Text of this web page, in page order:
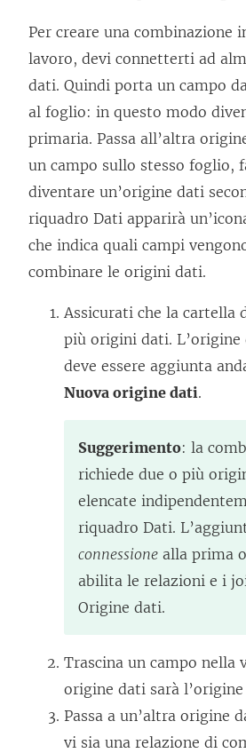
Per creare una combinazione
lavoro, devi connetterti ad
dati. Quindi porta un campo
al foglio: in questo modo
primaria. Passa all’altra
un campo sullo stesso foglio,
diventare un’origine dati
riquadro Dati apparirà
che indica quali campi
combinare le origini dati.
Assicurati che la cartella
più origini dati. L’origine
deve essere aggiunta
Nuova origine dati.
Suggerimento: la
richiede due o più
elencate
riquadro Dati.
connessione alla prima
abilita le relazioni e i
Origine dati.
Trascina un campo nella
origine dati sarà
Passa a un’altra origine
vi sia una relazione di